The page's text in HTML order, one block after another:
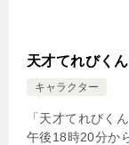
天才てれびく
キャラクター
「天才てれびく
午後18時20分か